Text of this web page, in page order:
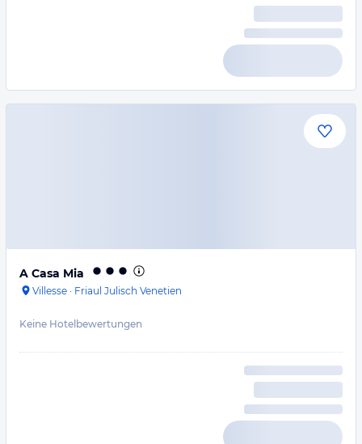
A Casa Mia
Villesse · Friaul Julisch Venetien
Keine Hotelbewertungen